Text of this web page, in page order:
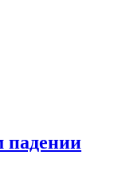
падении